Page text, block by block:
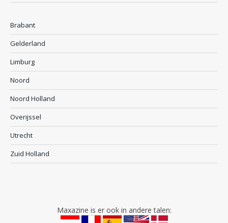
Brabant
Gelderland
Limburg
Noord
Noord Holland
Overijssel
Utrecht
Zuid Holland
Maxazine is er ook in andere talen: